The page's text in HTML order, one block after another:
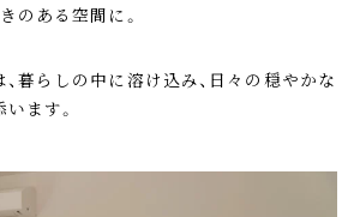
のある空間に。
暮らしの中に溶け込み、日々の穏やかな
ます。